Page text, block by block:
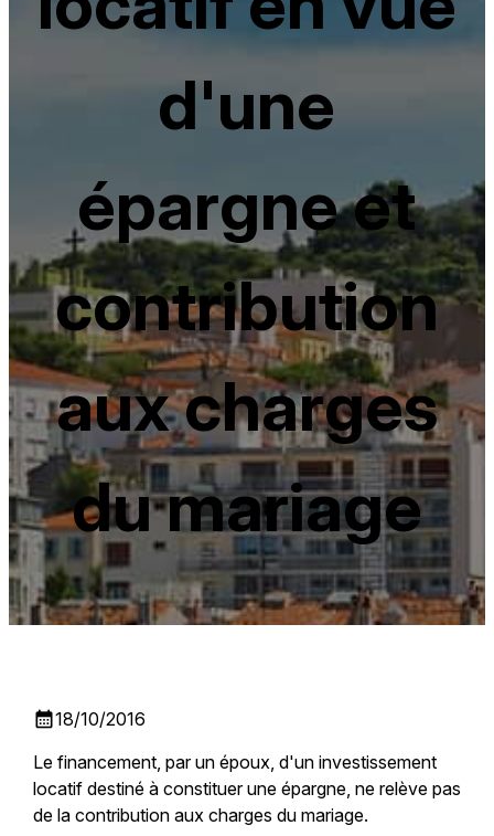
d'une
épargne et
contribution
aux charges
du mariage
calendar_month18/10/2016
Le financement, par un époux, d'un investissement
locatif destiné à constituer une épargne, ne relève pas
de la contribution aux charges du mariage.